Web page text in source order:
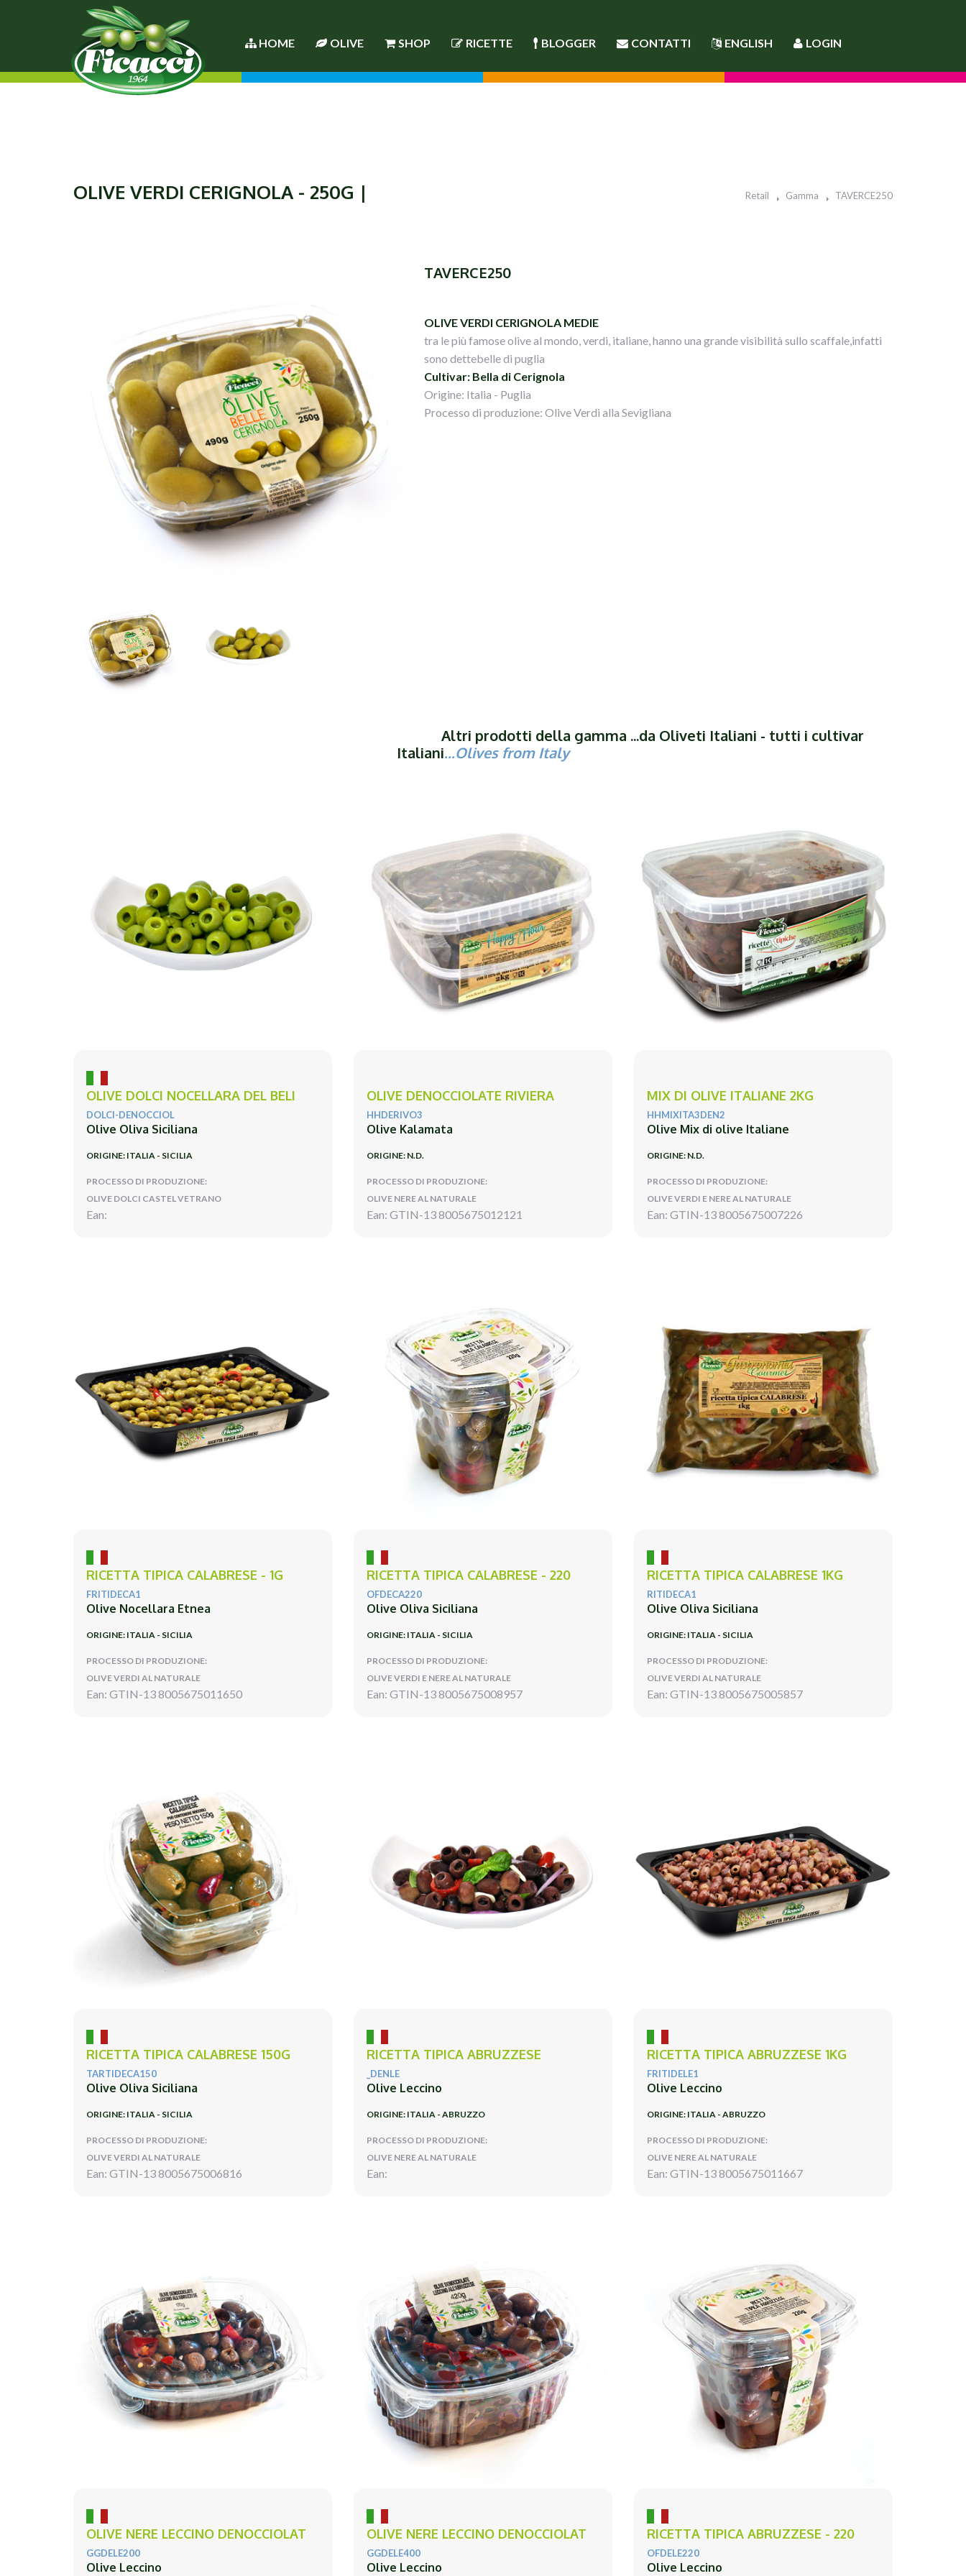
HOME OLIVE SHOP RICETTE BLOGGER CONTATTI ENGLISH LOGIN
OLIVE VERDI CERIGNOLA - 250G | Retail Gamma TAVERCE250
TAVERCE250
OLIVE VERDI CERIGNOLA MEDIE
tra le più famose olive al mondo, verdi, italiane, hanno una grande visibilità sullo scaffale,infatti
sono dettebelle di puglia
Cultivar: Bella di Cerignola
Origine: Italia - Puglia
Processo di produzione: Olive Verdi alla Sevigliana
Altri prodotti della gamma ...da Oliveti Italiani - tutti i cultivar
Italiani...Olives from Italy
OLIVE DOLCI NOCELLARA DEL BELI
DOLCI-DENOCCIOL
Olive Oliva Siciliana
ORIGINE: ITALIA - SICILIA
PROCESSO DI PRODUZIONE:
OLIVE DOLCI CASTEL VETRANO
Ean:
OLIVE DENOCCIOLATE RIVIERA
HHDERIVO3
Olive Kalamata
ORIGINE: N.D.
PROCESSO DI PRODUZIONE:
OLIVE NERE AL NATURALE
Ean: GTIN-13 8005675012121
MIX DI OLIVE ITALIANE 2KG
HHMIXITA3DEN2
Olive Mix di olive Italiane
ORIGINE: N.D.
PROCESSO DI PRODUZIONE:
OLIVE VERDI E NERE AL NATURALE
Ean: GTIN-13 8005675007226
RICETTA TIPICA CALABRESE - 1G
FRITIDECA1
Olive Nocellara Etnea
ORIGINE: ITALIA - SICILIA
PROCESSO DI PRODUZIONE:
OLIVE VERDI AL NATURALE
Ean: GTIN-13 8005675011650
RICETTA TIPICA CALABRESE - 220
OFDECA220
Olive Oliva Siciliana
ORIGINE: ITALIA - SICILIA
PROCESSO DI PRODUZIONE:
OLIVE VERDI E NERE AL NATURALE
Ean: GTIN-13 8005675008957
RICETTA TIPICA CALABRESE 1KG
RITIDECA1
Olive Oliva Siciliana
ORIGINE: ITALIA - SICILIA
PROCESSO DI PRODUZIONE:
OLIVE VERDI AL NATURALE
Ean: GTIN-13 8005675005857
RICETTA TIPICA CALABRESE 150G
TARTIDECA150
Olive Oliva Siciliana
ORIGINE: ITALIA - SICILIA
PROCESSO DI PRODUZIONE:
OLIVE VERDI AL NATURALE
Ean: GTIN-13 8005675006816
RICETTA TIPICA ABRUZZESE
_DENLE
Olive Leccino
ORIGINE: ITALIA - ABRUZZO
PROCESSO DI PRODUZIONE:
OLIVE NERE AL NATURALE
Ean:
RICETTA TIPICA ABRUZZESE 1KG
FRITIDELE1
Olive Leccino
ORIGINE: ITALIA - ABRUZZO
PROCESSO DI PRODUZIONE:
OLIVE NERE AL NATURALE
Ean: GTIN-13 8005675011667
OLIVE NERE LECCINO DENOCCIOLAT
GGDELE200
Olive Leccino
OLIVE NERE LECCINO DENOCCIOLAT
GGDELE400
Olive Leccino
RICETTA TIPICA ABRUZZESE - 220
OFDELE220
Olive Leccino